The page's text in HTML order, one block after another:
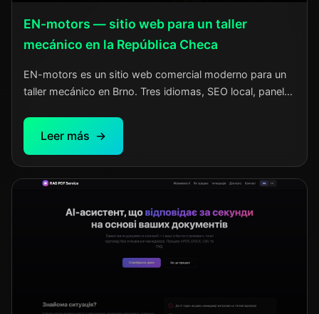
EN-motors — sitio web para un taller
mecánico en la República Checa
EN-motors es un sitio web comercial moderno para un
taller mecánico en Brno. Tres idiomas, SEO local, panel
propietario actualiza servicios y precios en minutos.
Leer más